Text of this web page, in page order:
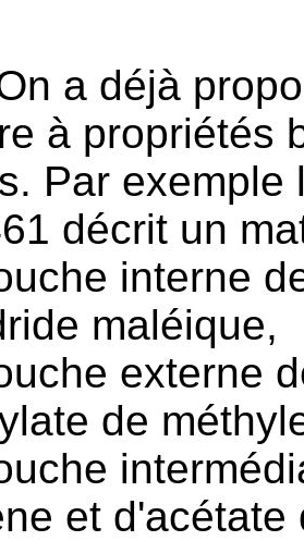
a déjà
à propriétés
Par exemple
décrit un
interne
maléique,
externe
de
et d'acétate